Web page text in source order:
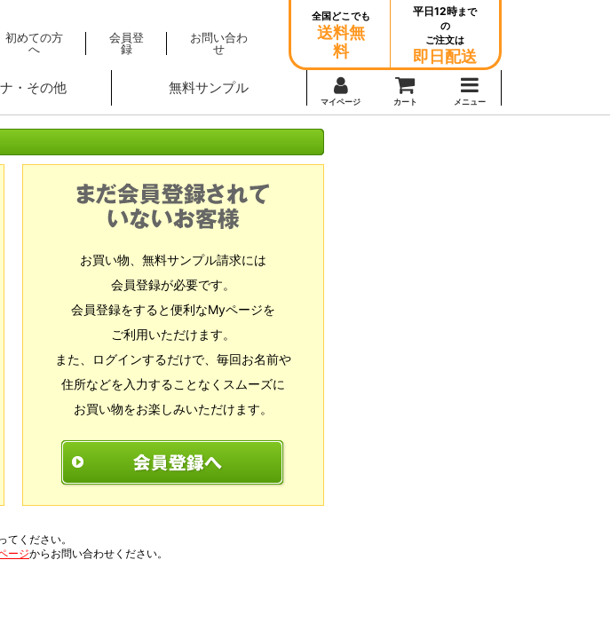
初めての方
へ
会員登
録
お問い合わ
せ
全国どこでも
送料無
料
平日12時まで
の
ご注文は
即日配送
・その他 無料サンプル
マイページ カート メニュー
お買い物、無料サンプル請求には
会員登録が必要です。
会員登録をすると便利なMyページを
ご利用いただけます。
また、ログインするだけで、毎回お名前や
住所などを入力することなくスムーズに
お買い物をお楽しみいただけます。
てください。
ージからお問い合わせください。